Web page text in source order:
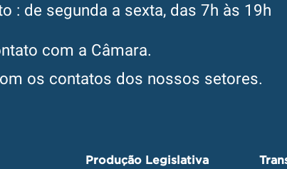
: de segunda a sexta, das 7h às 19h
com a Câmara.
os contatos dos nossos setores.
Produção Legislativa